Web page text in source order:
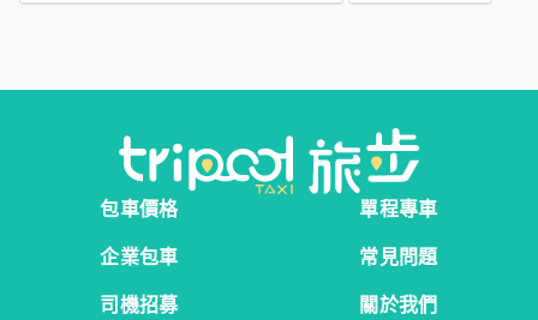
包車價格
單程專車
企業包車
常見問題
司機招募
關於我們